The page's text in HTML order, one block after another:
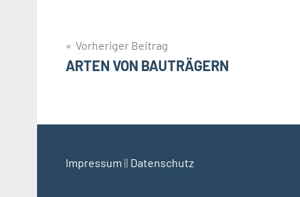
Beitragsnavigation
Vorheriger Beitrag
ARTEN VON BAUTRÄGERN
Impressum || Datenschutz